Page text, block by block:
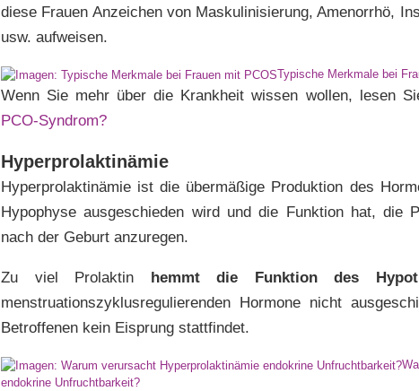
diese Frauen Anzeichen von Maskulinisierung, Amenorrhö,
usw. aufweisen.
Typische Merkmale bei
Wenn Sie mehr über die Krankheit wissen wollen, lesen
PCO-Syndrom?
Hyperprolaktinämie
Hyperprolaktinämie ist die übermäßige Produktion des
Hypophyse ausgeschieden wird und die Funktion hat, die
nach der Geburt anzuregen.
Zu viel Prolaktin hemmt die Funktion des
menstruationszyklusregulierenden Hormone nicht
Betroffenen kein Eisprung stattfindet.
endokrine Unfruchtbarkeit?